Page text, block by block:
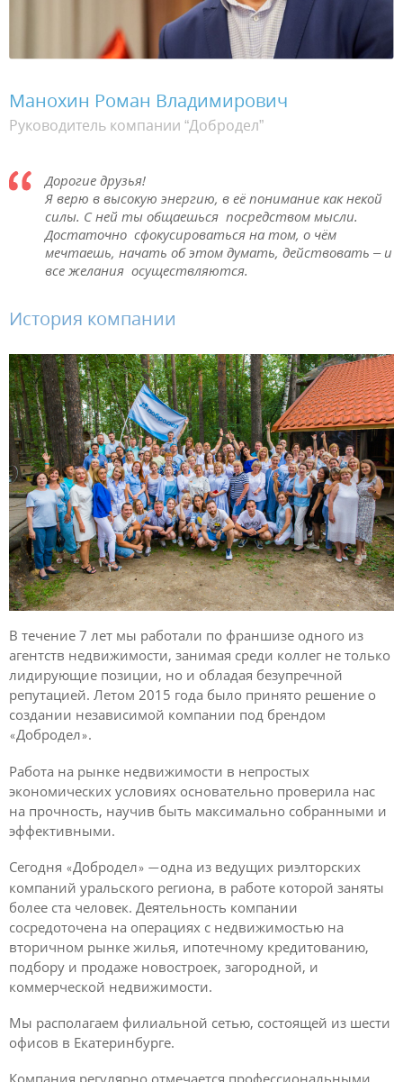
Манохин Роман Владимирович
Руководитель компании “Добродел”
Дорогие друзья!
Я верю в высокую энергию, в её понимание как некой
силы. С ней ты общаешься посредством мысли.
Достаточно сфокусироваться на том, о чём
мечтаешь, начать об этом думать, действовать – и
все желания осуществляются.
История компании
В течение 7 лет мы работали по франшизе одного из
агентств недвижимости, занимая среди коллег не только
лидирующие позиции, но и обладая безупречной
репутацией. Летом 2015 года было принято решение о
создании независимой компании под брендом
«Добродел».
Работа на рынке недвижимости в непростых
экономических условиях основательно проверила нас
на прочность, научив быть максимально собранными и
эффективными.
Сегодня «Добродел» —одна из ведущих риэлторских
компаний уральского региона, в работе которой заняты
более ста человек. Деятельность компании
сосредоточена на операциях с недвижимостью на
вторичном рынке жилья, ипотечному кредитованию,
подбору и продаже новостроек, загородной, и
коммерческой недвижимости.
Мы располагаем филиальной сетью, состоящей из шести
офисов в Екатеринбурге.